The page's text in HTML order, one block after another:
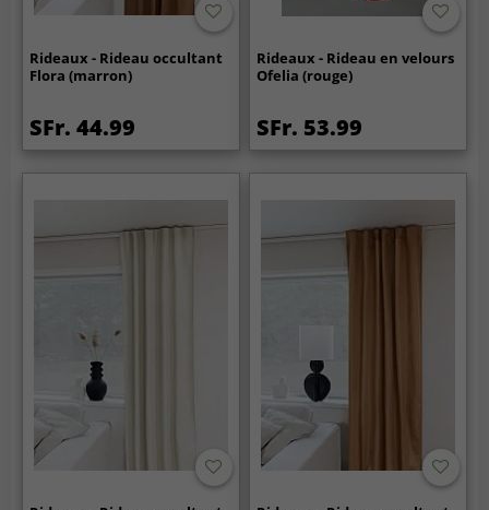
Rideaux - Rideau occultant
Flora (marron)
SFr. 44.99
Rideaux - Rideau en velours
Ofelia (rouge)
SFr. 53.99